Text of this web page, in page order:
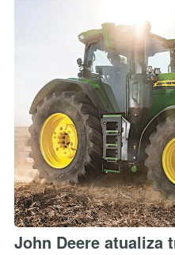
John Deere atualiza